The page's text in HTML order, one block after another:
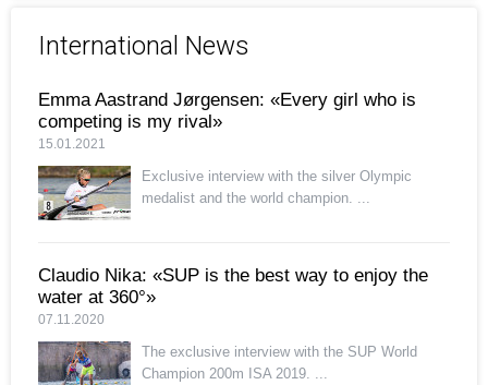
International News
Emma Aastrand Jørgensen: «Every girl who is
competing is my rival»
15.01.2021
Exclusive interview with the silver Olympic
medalist and the world champion. ...
Claudio Nika: «SUP is the best way to enjoy the
water at 360°»
07.11.2020
The exclusive interview with the SUP World
Champion 200m ISA 2019. ...